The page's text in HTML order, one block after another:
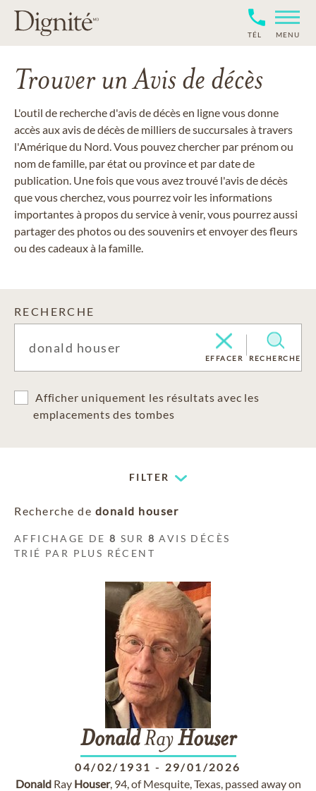
TÉL MENU
Trouver un Avis de décès
L'outil de recherche d'avis de décès en ligne vous donne
accès aux avis de décès de milliers de succursales à travers
l'Amérique du Nord. Vous pouvez chercher par prénom ou
nom de famille, par état ou province et par date de
publication. Une fois que vous avez trouvé l'avis de décès
que vous cherchez, vous pourrez voir les informations
importantes à propos du service à venir, vous pourrez aussi
partager des photos ou des souvenirs et envoyer des fleurs
ou des cadeaux à la famille.
RECHERCHE
EFFACER RECHERCHE
Afficher uniquement les résultats avec les
emplacements des tombes
FILTER
Recherche de donald houser
AFFICHAGE DE8 SUR 8 AVIS DÉCÈS
TRIÉ PAR PLUS RÉCENT
DonaldRayHouser
04/02/1931 - 29/01/2026
DonaldRay Houser, 94, of Mesquite, Texas, passed away on